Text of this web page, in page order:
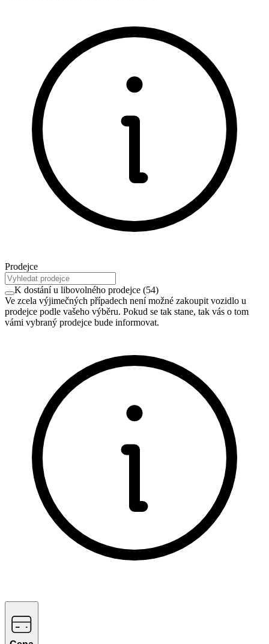
Prodejce
K dostání u libovolného prodejce (54)
Ve zcela výjimečných případech není možné zakoupit vozidlo u
prodejce podle vašeho výběru. Pokud se tak stane, tak vás o tom
vámi vybraný prodejce bude informovat.